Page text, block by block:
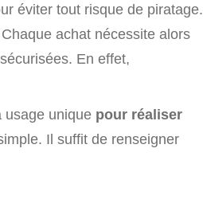
éviter tout risque de piratage.
achat nécessite alors
En effet,
usage unique pour réaliser
Il suffit de renseigner